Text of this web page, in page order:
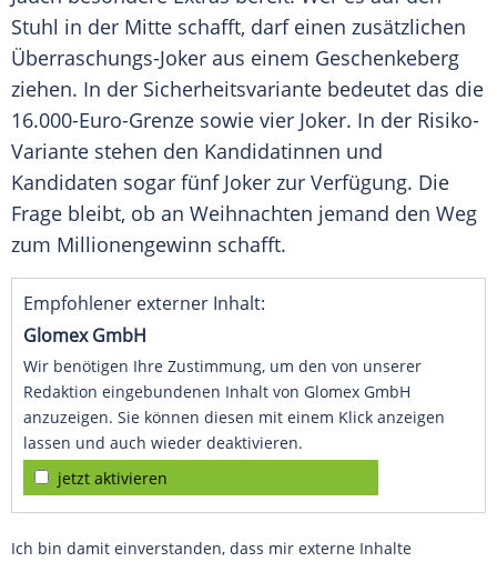
Stuhl in der Mitte schafft, darf einen zusätzlichen
Überraschungs-Joker aus einem Geschenkeberg
ziehen. In der Sicherheitsvariante bedeutet das die
16.000-Euro-Grenze sowie vier Joker. In der Risiko-
Variante stehen den Kandidatinnen und
Kandidaten sogar fünf Joker zur Verfügung. Die
Frage bleibt, ob an Weihnachten jemand den Weg
zum Millionengewinn schafft.
Empfohlener externer Inhalt:
Glomex GmbH
Wir benötigen Ihre Zustimmung, um den von unserer
Redaktion eingebundenen Inhalt von Glomex GmbH
anzuzeigen. Sie können diesen mit einem Klick anzeigen
lassen und auch wieder deaktivieren.
jetzt aktivieren
Ich bin damit einverstanden, dass mir externe Inhalte